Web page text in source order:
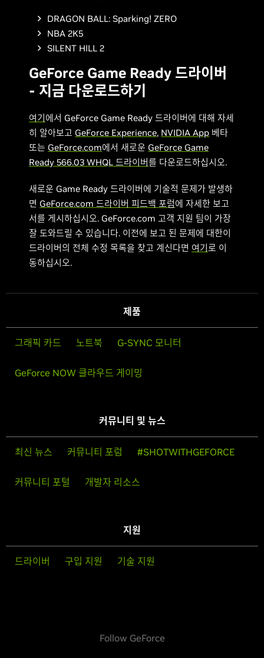
DRAGON BALL: Sparking! ZERO
NBA 2K5
SILENT HILL 2
GeForce Game Ready 드라이버
- 지금 다운로드하기
여기에서 GeForce Game Ready 드라이버에 대해 자세
히 알아보고 GeForce Experience, NVIDIA App 베타
또는 GeForce.com에서 새로운 GeForce Game
Ready 566.03 WHQL 드라이버를 다운로드하십시오.
새로운 Game Ready 드라이버에 기술적 문제가 발생하
면 GeForce.com 드라이버 피드백 포럼에 자세한 보고
서를 게시하십시오. GeForce.com 고객 지원 팀이 가장
잘 도와드릴 수 있습니다. 이전에 보고 된 문제에 대한이
드라이버의 전체 수정 목록을 찾고 계신다면 여기로 이
동하십시오.
제품
그래픽 카드 노트북 G-SYNC 모니터
GeForce NOW 클라우드 게이밍
커뮤니티 및 뉴스
최신 뉴스 커뮤니티 포럼 #SHOTWITHGEFORCE
커뮤니티 포털 개발자 리소스
지원
드라이버 구입 지원 기술 지원
Follow GeForce